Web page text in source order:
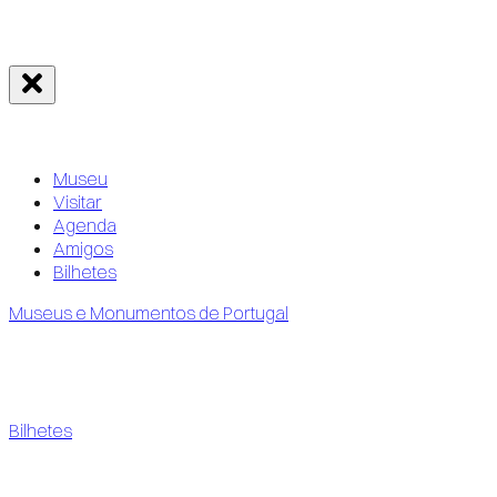
Museu
Visitar
Agenda
Amigos
Bilhetes
Museus e Monumentos de Portugal
Bilhetes